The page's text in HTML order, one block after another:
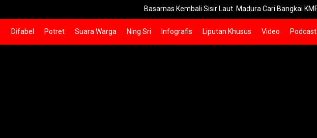
Basarnas Kembali Sisir Laut Madura Cari Bangkai KMP Mutiara 2
Difabel Potret Suara Warga Ning Sri Infografis Liputan Khusus Video Podcast